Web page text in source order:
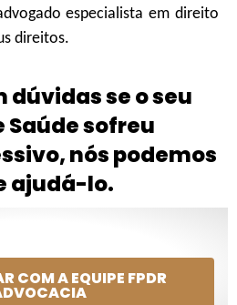
especialista em direito
direitos.
dúvidas se o seu
Saúde sofreu
nós podemos
ajudá-lo.
COM A EQUIPE FPDR